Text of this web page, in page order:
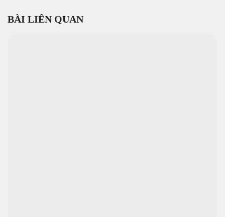
BÀI LIÊN QUAN